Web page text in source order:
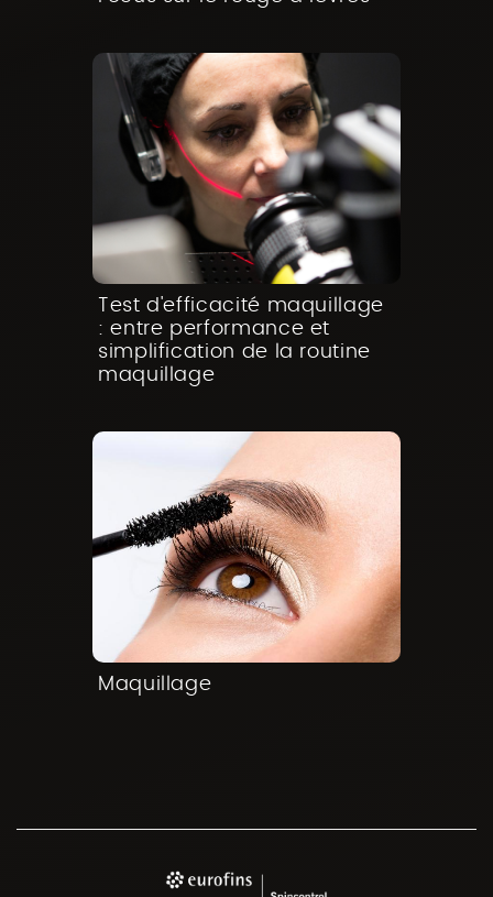
Test d'efficacité maquillage
: entre performance et
simplification de la routine
maquillage
Maquillage